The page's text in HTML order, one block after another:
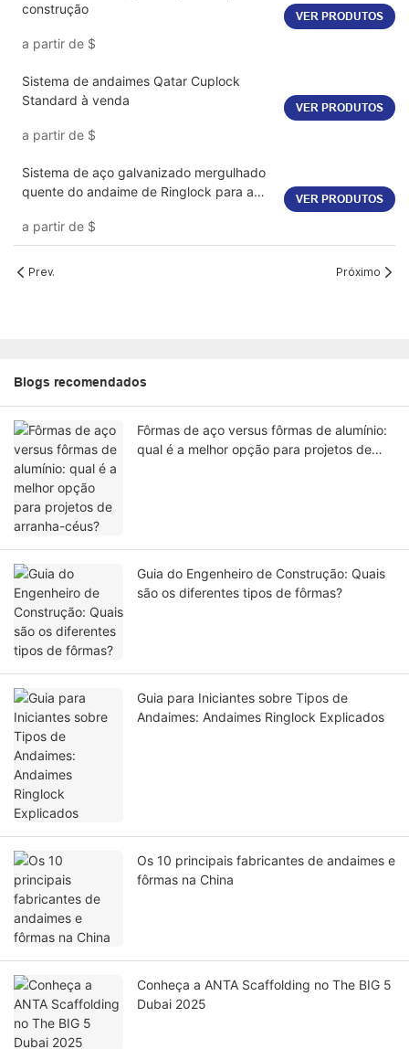
construção
a partir de $
VER PRODUTOS
Sistema de andaimes Qatar Cuplock
Standard à venda
a partir de $
VER PRODUTOS
Sistema de aço galvanizado mergulhado
quente do andaime de Ringlock para a
a partir de $
VER PRODUTOS
Prev. Próximo
Blogs recomendados
Fôrmas de aço versus fôrmas de alumínio:
qual é a melhor opção para projetos de
Guia do Engenheiro de Construção: Quais
são os diferentes tipos de fôrmas?
Guia para Iniciantes sobre Tipos de
Andaimes: Andaimes Ringlock Explicados
Os 10 principais fabricantes de andaimes e
fôrmas na China
Conheça a ANTA Scaffolding no The BIG 5
Dubai 2025